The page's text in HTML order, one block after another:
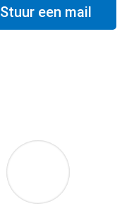
Stuur een mail